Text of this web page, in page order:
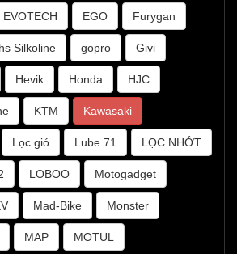
EVOTECH EGO Furygan
Silkoline gopro Givi
Hevik Honda HJC
KTM Kawasaki
Lọc gió Lube 71 LỌC NHỚT
LOBOO Motogadget
Mad-Bike Monster
MAP MOTUL